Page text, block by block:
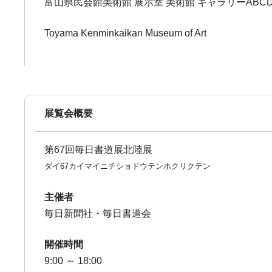
富山県民会館美術館 展示室 美術館 ギャラリー
Toyama Kenminkaikan Museum of Art
展覧会概要
第67回毎日書道展北陸展
ダイ67カイマイニチショドウテンホクリクテン
主催者
毎日新聞社・毎日書道会
開催時間
9:00 ～ 18:00